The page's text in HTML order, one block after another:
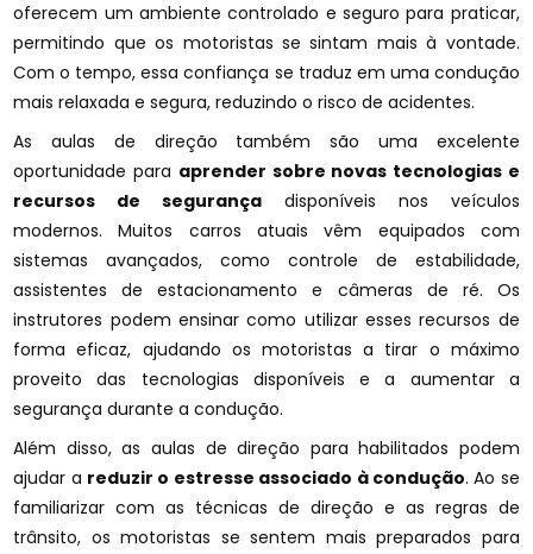
oferecem um ambiente controlado e seguro para praticar,
permitindo que os motoristas se sintam mais à vontade.
Com o tempo, essa confiança se traduz em uma condução
mais relaxada e segura, reduzindo o risco de acidentes.
As aulas de direção também são uma excelente
oportunidade para aprender sobre novas tecnologias e
recursos de segurança disponíveis nos veículos
modernos. Muitos carros atuais vêm equipados com
sistemas avançados, como controle de estabilidade,
assistentes de estacionamento e câmeras de ré. Os
instrutores podem ensinar como utilizar esses recursos de
forma eficaz, ajudando os motoristas a tirar o máximo
proveito das tecnologias disponíveis e a aumentar a
segurança durante a condução.
Além disso, as aulas de direção para habilitados podem
ajudar a reduzir o estresse associado à condução. Ao se
familiarizar com as técnicas de direção e as regras de
trânsito, os motoristas se sentem mais preparados para